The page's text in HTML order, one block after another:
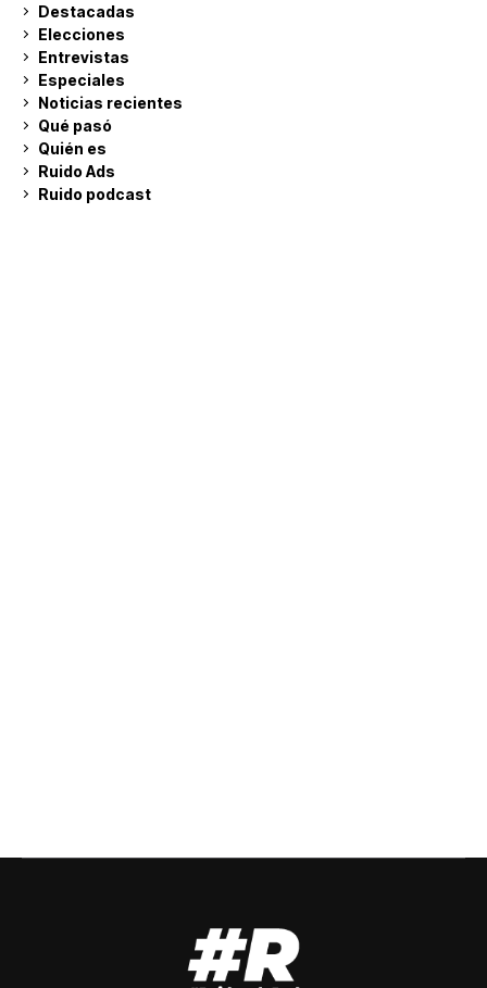
Destacadas
Elecciones
Entrevistas
Especiales
Noticias recientes
Qué pasó
Quién es
Ruido Ads
Ruido podcast